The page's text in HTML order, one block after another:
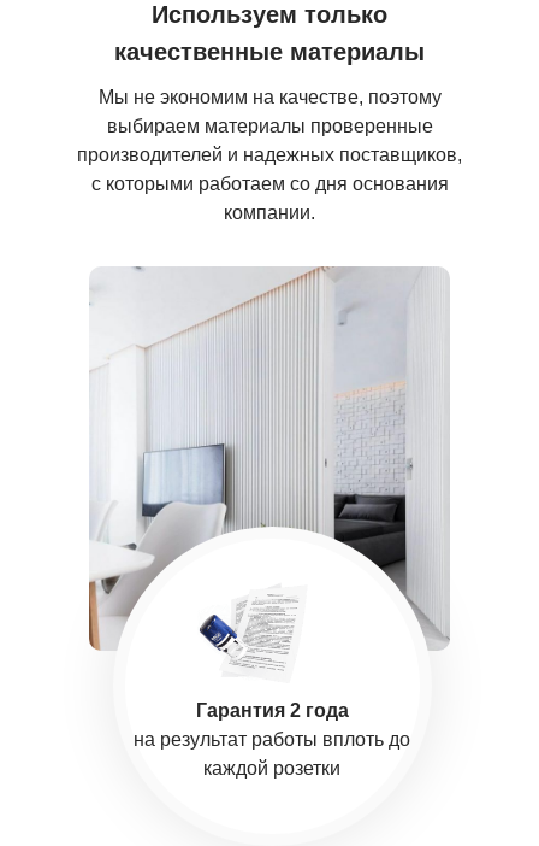
Используем только
качественные материалы
Мы не экономим на качестве, поэтому
выбираем материалы проверенные
производителей и надежных поставщиков,
с которыми работаем со дня основания
компании.
Гарантия 2 года
на результат работы вплоть до
каждой розетки